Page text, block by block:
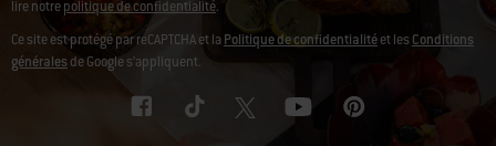
lire notrepolitique de confidentialité.
Ce site est protégé par reCAPTCHA et la Politique de confidentialitéet lesConditions
généralesde Google s’appliquent.